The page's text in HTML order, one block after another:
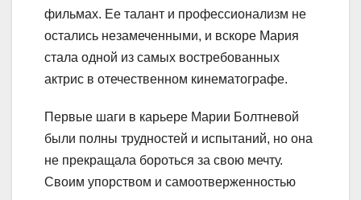
фильмах. Ее талант и профессионализм не
остались незамеченными, и вскоре Мария
стала одной из самых востребованных
актрис в отечественном кинематографе.
Первые шаги в карьере Марии Болтневой
были полны трудностей и испытаний, но она
не прекращала бороться за свою мечту.
Своим упорством и самоотверженностью